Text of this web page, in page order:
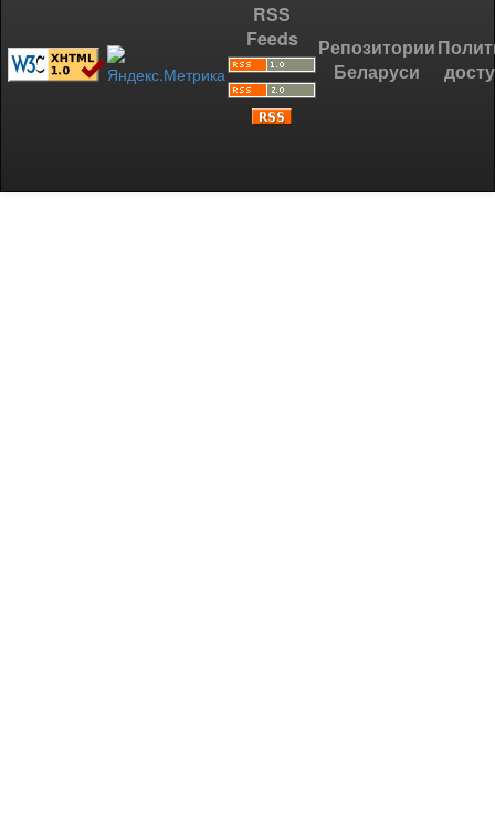
RSS
Feeds
Репозитории
Беларуси